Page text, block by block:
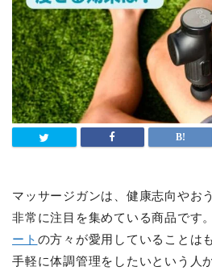
マッサージガンは、健康志向やお
非常に注目を集めている商品です
ート の方々が愛用していることは
手軽に体調管理をしたいという人